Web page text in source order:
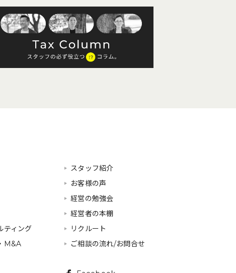
ティング
M&A
スタッフ紹介
お客様の声
経営の勉強会
経営者の本棚
リクルート
ご相談の流れ/お問合せ